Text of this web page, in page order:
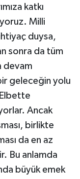
katkı
Milli
duysa,
sonra da tüm
devam
geleceğin yolu
Ancak
birlikte
da en az
Bu anlamda
büyük emek